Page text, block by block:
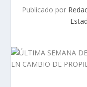
Publicado por